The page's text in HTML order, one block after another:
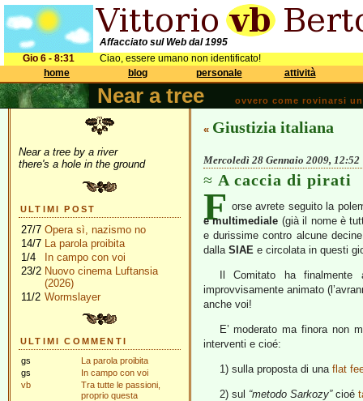
Affacciato sul Web dal 1995
Gio 6 - 8:31
Ciao, essere umano non identificato!
home
blog personale attività
Near a tree ovvero come rovinarsi
Near a tree by a river
there's a hole in the ground
ULTIMI POST
27/7 Opera sì, nazismo no
14/7 La parola proibita
1/4
In campo con voi
23/2 Nuovo cinema Luftansia
(2026)
11/2 Wormslayer
ULTIMI COMMENTI
gs
La parola proibita
gs
In campo con voi
vb
Tra tutte le passioni,
proprio questa
« Giustizia italiana
Mercoledì 28 Gennaio 2009, 12:52
A caccia di pirati
F orse avrete seguito la
e multimediale (già il nome è
e durissime contro alcune
dalla SIAE e circolata in questi
Il Comitato ha
improvvisamente animato
anche voi!
E’ moderato ma finora non
interventi e cioé:
1) sulla proposta di una flat
2) sul “metodo Sarkozy”cioé